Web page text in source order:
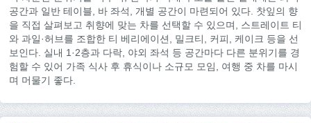
공간과 일반 테이블, 바 좌석, 개별 공간이 마련되어 있다. 찻잎의 향
을 직접 살펴보고 취향에 맞는 차를 선택할 수 있으며, 스트레이트 티
와 과일·허브를 조합한 티 베리에이션, 밀크티, 커피, 케이크 등을 선
보인다. 실내 1·2층과 다락, 야외 좌석 등 공간마다 다른 분위기를 경
험할 수 있어 가족 식사 후 휴식이나 소규모 모임, 여행 중 차를 마시
며 머물기 좋다.